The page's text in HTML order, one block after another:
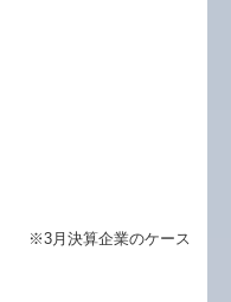
※3月決算企業のケース